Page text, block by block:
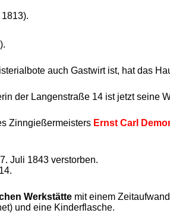
auch Gastwirt ist, hat das
der Langenstraße 14 ist jetzt seine
Zinngießermeisters Ernst Carl
Juli 1843 verstorben.
Werkstätte mit einem
und eine Kinderflasche.